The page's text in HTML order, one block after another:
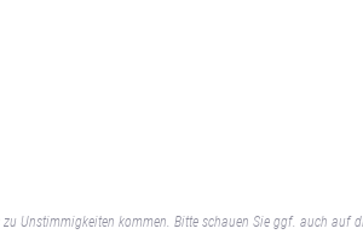
Unstimmigkeiten kommen. Bitte schauen Sie ggf. auch auf